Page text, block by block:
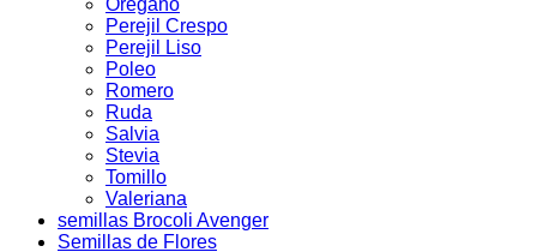
Perejil Crespo
Perejil Liso
Poleo
Romero
Ruda
Salvia
Stevia
Tomillo
Valeriana
semillas Brocoli Avenger
Semillas de Flores